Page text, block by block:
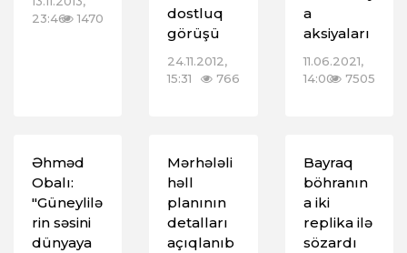
23:46
1470
dostluq
görüşü
24.11.2012,
15:31
766
a
aksiyaları
11.06.2021,
14:00 7505
Əhməd
Obalı:
"Güneylilə
rin səsini
dünyaya
Mərhələli
həll
planının
detalları
açıqlanıb
Bayraq
böhranın
a iki
replika ilə
sözardı